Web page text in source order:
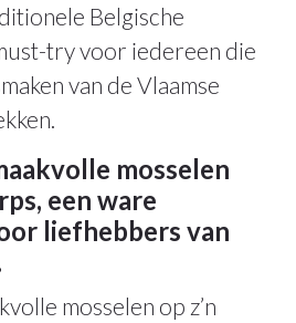
Belgische
try voor iedereen die
van de Vlaamse
mosselen
een ware
liefhebbers van
mosselen op z’n